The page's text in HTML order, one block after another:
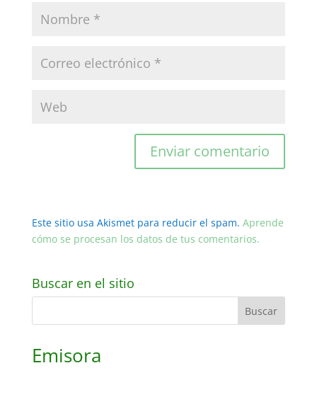
Este sitio usa Akismet para reducir el spam. Aprende
cómo se procesan los datos de tus comentarios.
Buscar en el sitio
Emisora